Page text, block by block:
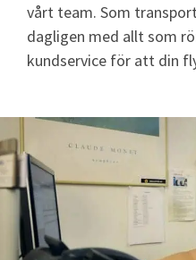
vårt team. Som
dagligen med allt som
kundservice för att din